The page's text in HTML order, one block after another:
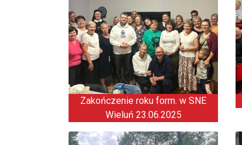
Zakończenie roku form. w SNE
Wieluń 23.06.2025